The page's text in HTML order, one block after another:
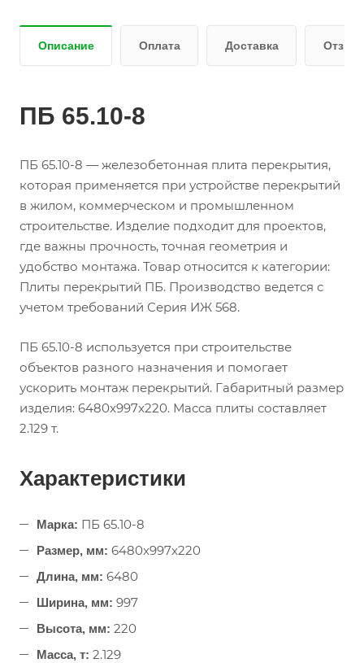
Описание Оплата Доставка
ПБ 65.10-8
ПБ 65.10-8 — железобетонная плита перекрытия,
которая применяется при устройстве перекрытий
в жилом, коммерческом и промышленном
строительстве. Изделие подходит для проектов,
где важны прочность, точная геометрия и
удобство монтажа. Товар относится к категории:
Плиты перекрытий ПБ. Производство ведется с
учетом требований Серия ИЖ 568.
ПБ 65.10-8 используется при строительстве
объектов разного назначения и помогает
ускорить монтаж перекрытий. Габаритный размер
изделия: 6480x997x220. Масса плиты составляет
2.129 т.
Характеристики
Марка: ПБ 65.10-8
Размер, мм: 6480x997x220
Длина, мм: 6480
Ширина, мм: 997
Высота, мм: 220
Масса, т: 2.129